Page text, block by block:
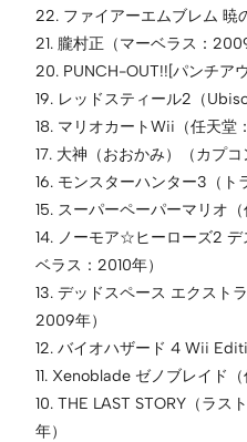
22. ファイアーエムブレム 暁
21. 朧村正（マーベラス：
20. PUNCH-OUT!![パンチア
19. レッドスティール2（
18. マリオカートWii（任天堂
17. 大神（おおかみ）（カプコ
16. モンスターハンター3（ト
15. スーパーペーパーマリオ
14. ノーモア☆ヒーローズ2
ベラス：2010年）
13. デッドスペース エクスト
2009年）
12. バイオハザード 4 Wii
11. Xenoblade ゼノブレイド（
10. THE LAST STORY（ラス
年）